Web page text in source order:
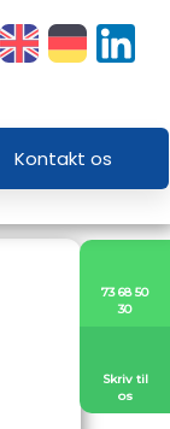
73 68 50
30​
Skriv til
os
Kontakt os​